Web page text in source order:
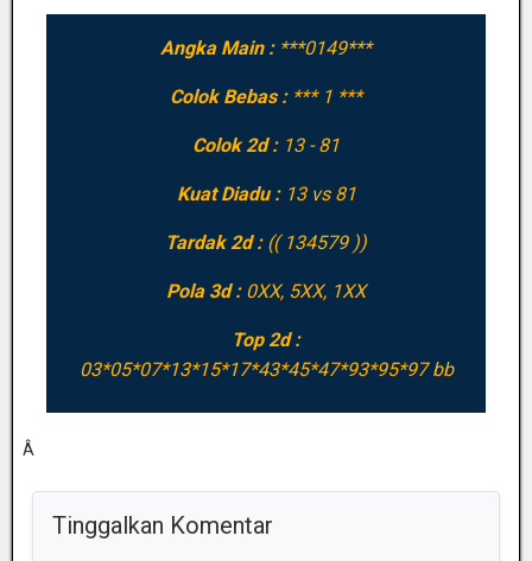
Angka Main : ***0149***
Colok Bebas : *** 1 ***
Colok 2d : 13 - 81
Kuat Diadu : 13 vs 81
Tardak 2d : (( 134579 ))
Pola 3d : 0XX, 5XX, 1XX
Top 2d :
03*05*07*13*15*17*43*45*47*93*95*97 bb
Â
Tinggalkan Komentar